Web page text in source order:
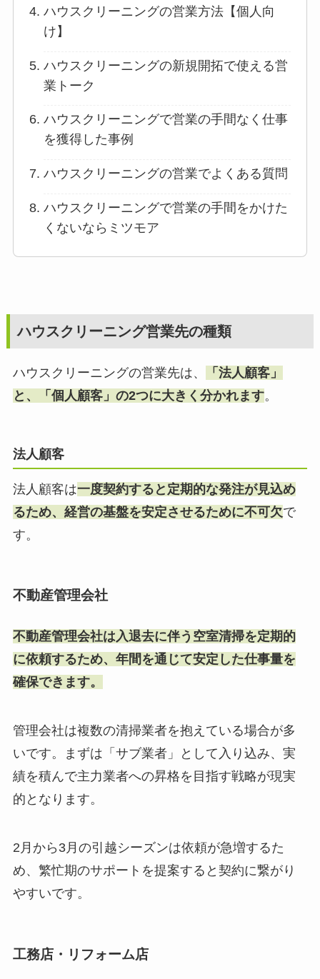
ハウスクリーニングの営業方法【個人向
け】
ハウスクリーニングの新規開拓で使える営
業トーク
ハウスクリーニングで営業の手間なく仕事
を獲得した事例
ハウスクリーニングの営業でよくある質問
ハウスクリーニングで営業の手間をかけた
くないならミツモア
ハウスクリーニング営業先の種類
ハウスクリーニングの営業先は、
「法人顧客」
と、「個人顧客」の2つに大きく分かれます。
法人顧客
法人顧客は一度契約すると定期的な発注が見込め
るため、経営の基盤を安定させるために不可欠で
す。
不動産管理会社
不動産管理会社は入退去に伴う空室清掃を定期的
に依頼するため、年間を通じて安定した仕事量を
確保できます。
管理会社は複数の清掃業者を抱えている場合が多
いです。まずは「サブ業者」として入り込み、実
績を積んで主力業者への昇格を目指す戦略が現実
的となります。
2月から3月の引越シーズンは依頼が急増するた
め、繁忙期のサポートを提案すると契約に繋がり
やすいです。
工務店・リフォーム店